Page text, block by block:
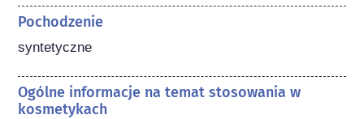
Pochodzenie
syntetyczne
Ogólne informacje na temat stosowania w
kosmetykach